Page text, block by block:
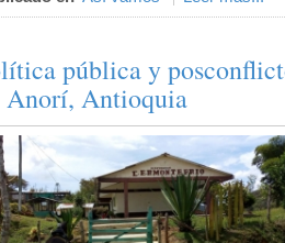
pública y
Anorí, Antioquia